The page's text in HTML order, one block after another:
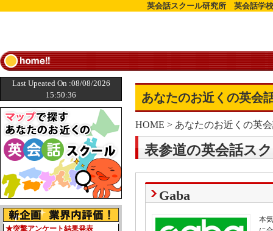
英会話スクール研究所 英会話学
Last Upeated On :08/08/2026
15:50:36
★突撃アンケート結果発表
あなたのお近くの英会
HOME > あなたのお近くの英
表参道の英会話ス
Gaba
本